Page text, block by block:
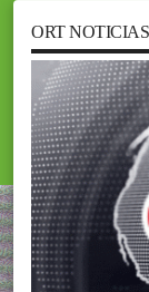
ORT NOTICIAS